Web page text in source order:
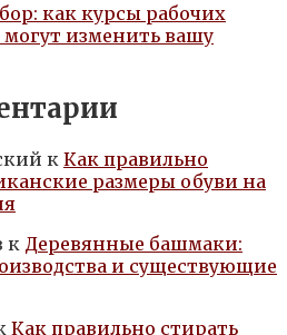
как курсы рабочих
могут изменить вашу
к Как правильно
размеры обуви на
к Деревянные башмаки:
и существующие
Как правильно стирать